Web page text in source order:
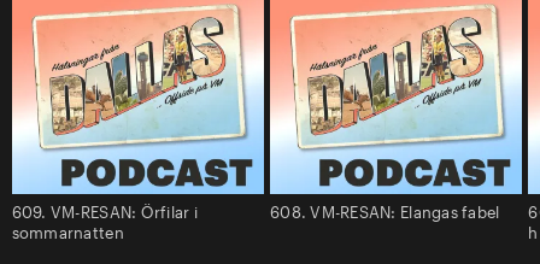
609. VM-RESAN: Örfilar i
sommarnatten
608. VM-RESAN: Elangas fabel